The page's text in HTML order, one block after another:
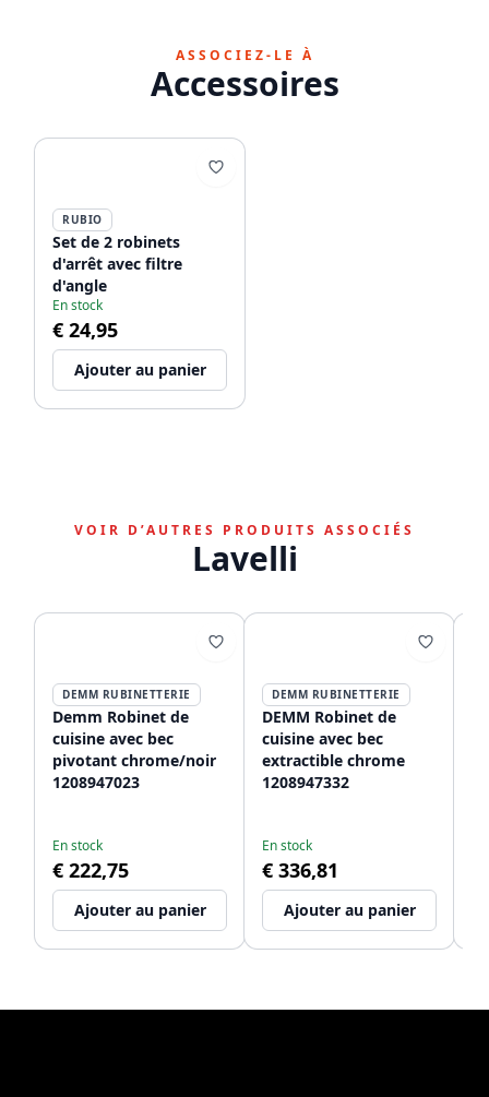
ASSOCIEZ-LE À
Accessoires
RUBIO
Set de 2 robinets
d'arrêt avec filtre
d'angle
En stock
€ 24,95
Ajouter au panier
VOIR D’AUTRES PRODUITS ASSOCIÉS
Lavelli
DEMM RUBINETTERIE
Demm Robinet de
cuisine avec bec
pivotant chrome/noir
1208947023
En stock
€ 222,75
Ajouter au panier
DEMM RUBINETTERIE
DEMM Robinet de
cuisine avec bec
extractible chrome
1208947332
En stock
€ 336,81
Ajouter au panier